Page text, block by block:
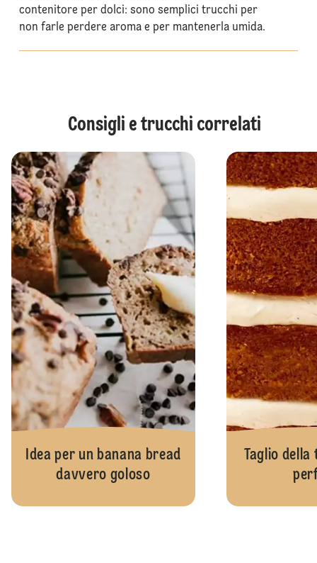
contenitore per dolci: sono semplici trucchi per
non farle perdere aroma e per mantenerla umida.
Consigli e trucchi correlati
Idea per un banana bread
davvero goloso
Taglio